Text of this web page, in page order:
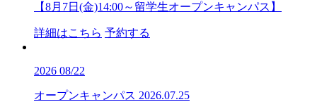
【8月7日(金)14:00～留学生オープンキャンパス】
詳細はこちら 予約する
2026 08/22
オープンキャンパス 2026.07.25